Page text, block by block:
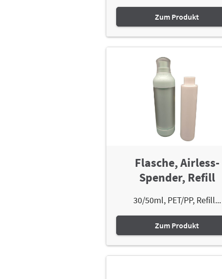
Zum Produkt
Flasche, Airless-
Spender, Refill
30/50ml, PET/PP, Refill...
Zum Produkt